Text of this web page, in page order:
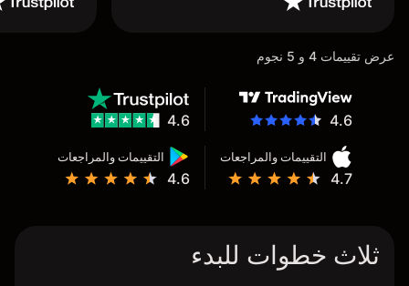
عرض تقييمات 4 و 5 نجوم
4.6
التقييمات والمراجعات
4.7
التقييمات والمراجعات
4.6
4.6
ثلاث خطوات للبدء